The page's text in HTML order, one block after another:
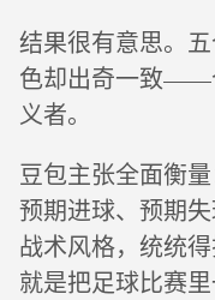
结果很有意思。
色却出奇一致——
义者。
豆包主张全面衡
预期进球、预期
战术风格，统统
就是把足球比赛